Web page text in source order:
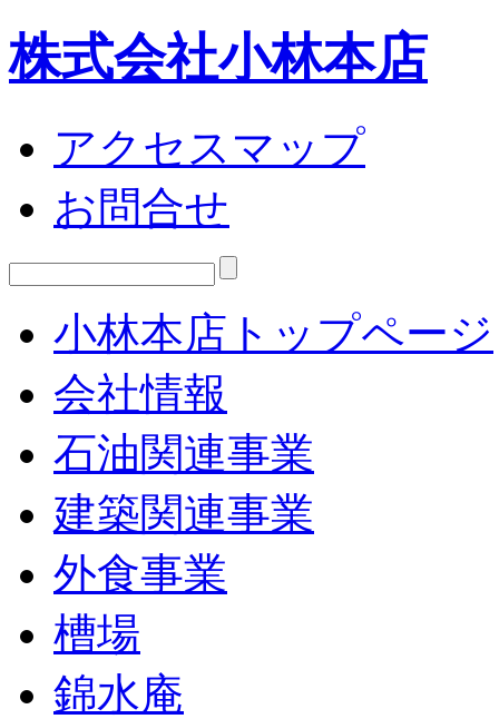
株式会社小林本店
アクセスマップ
お問合せ
小林本店トップページ
会社情報
石油関連事業
建築関連事業
外食事業
槽場
錦水庵